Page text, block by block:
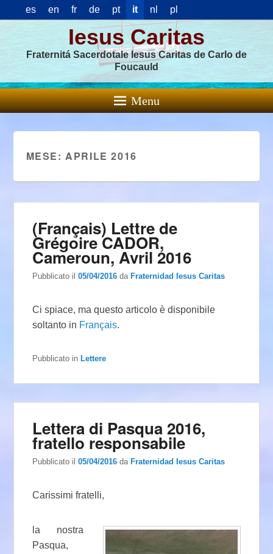
es en fr de pt it nl pl
Iesus Caritas
Fraternitá Sacerdotale Iesus Caritas de Carlo de
Foucauld
Menu
MESE:APRILE 2016
(Français) Lettre de
Grégoire CADOR,
Cameroun, Avril 2016
Pubblicato il05/04/2016 da Fraternidad Iesus Caritas
Ci spiace, ma questo articolo è disponibile
soltanto in Français.
Pubblicato in Lettere
Lettera di Pasqua 2016,
fratello responsabile
Pubblicato il05/04/2016 daFraternidad Iesus Caritas
Carissimi fratelli,
la nostra
Pasqua,